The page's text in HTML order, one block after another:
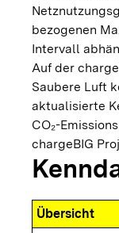
bezogenen
Intervall
Auf der
Saubere Luft
aktualisierte
CO₂-
chargeBIG
Übersicht